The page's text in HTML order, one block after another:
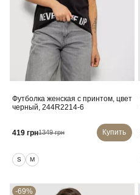
Футболка женская с принтом, цвет
черный, 244R2214-6
419 грн1349 грн Купить
S M
-69%